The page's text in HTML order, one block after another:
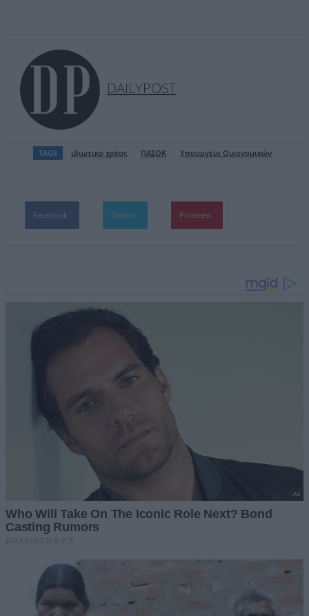
DAILYPOST
TAGS ιδιωτικό χρέος ΠΑΣΟΚ Υπουργείο Οικονομικών
Facebook Twitter Pinterest